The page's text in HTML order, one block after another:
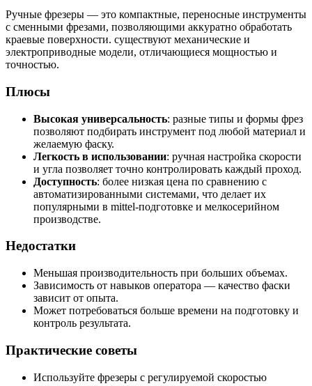
Ручные фрезеры — это компактные, переносные инструменты
с сменными фрезами, позволяющими аккуратно обработать
краевые поверхности. существуют механические и
электроприводные модели, отличающиеся мощностью и
точностью.
Плюсы
Высокая универсальность: разные типы и формы фрез
позволяют подбирать инструмент под любой материал и
желаемую фаску.
Легкость в использовании: ручная настройка скорости
и угла позволяет точно контролировать каждый проход.
Доступность: более низкая цена по сравнению с
автоматизированными системами, что делает их
популярными в mittel-подготовке и мелкосерийном
производстве.
Недостатки
Меньшая производительность при больших объемах.
Зависимость от навыков оператора — качество фаски
зависит от опыта.
Может потребоваться больше времени на подготовку и
контроль результата.
Практические советы
Используйте фрезеры с регулируемой скоростью